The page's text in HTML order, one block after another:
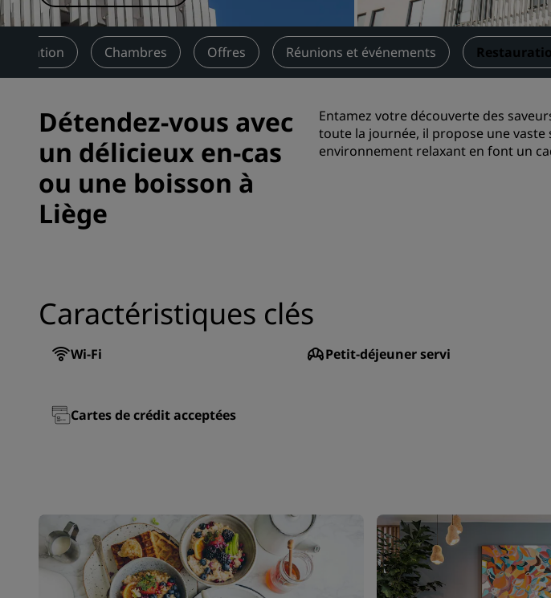
Chambres Offres Réunions et événements
Détendez-vous avec
un délicieux en-cas
ou une boisson à
Liège
Entamez votre découverte des
toute la journée, il propose une vaste
environnement relaxant en font un
Caractéristiques clés
Wi-Fi Petit-déjeuner servi
Cartes de crédit acceptées